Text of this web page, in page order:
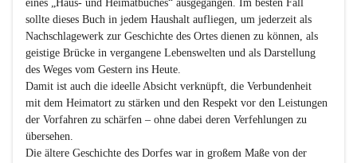
eines „Haus- und Heimatbuches“ ausgegangen. Im besten Fall
sollte dieses Buch in jedem Haushalt aufliegen, um jederzeit als
Nachschlagewerk zur Geschichte des Ortes dienen zu können, als
geistige Brücke in vergangene Lebenswelten und als Darstellung
des Weges vom Gestern ins Heute.
Damit ist auch die ideelle Absicht verknüpft, die Verbundenheit
mit dem Heimatort zu stärken und den Respekt vor den Leistungen
der Vorfahren zu schärfen – ohne dabei deren Verfehlungen zu
übersehen.
Die ältere Geschichte des Dorfes war in großem Maße von der